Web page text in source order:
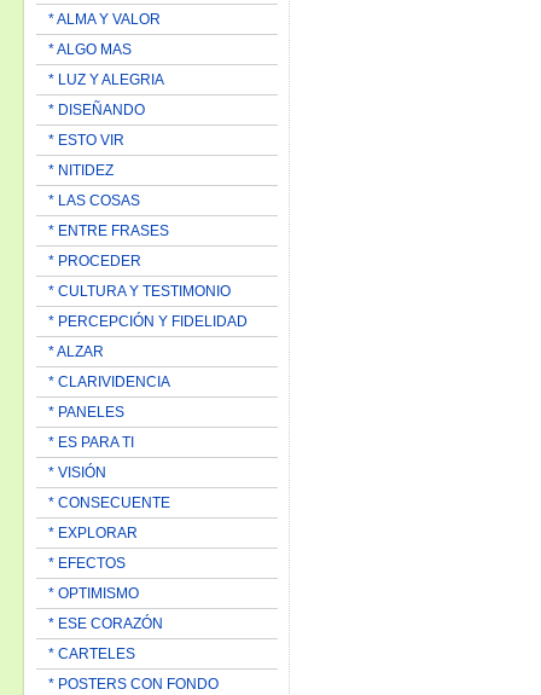
* ALMA Y VALOR
* ALGO MAS
* LUZ Y ALEGRIA
* DISEÑANDO
* ESTO VIR
* NITIDEZ
* LAS COSAS
* ENTRE FRASES
* PROCEDER
* CULTURA Y TESTIMONIO
* PERCEPCIÓN Y FIDELIDAD
* ALZAR
* CLARIVIDENCIA
* PANELES
* ES PARA TI
* VISIÓN
* CONSECUENTE
* EXPLORAR
* EFECTOS
* OPTIMISMO
* ESE CORAZÓN
* CARTELES
* POSTERS CON FONDO